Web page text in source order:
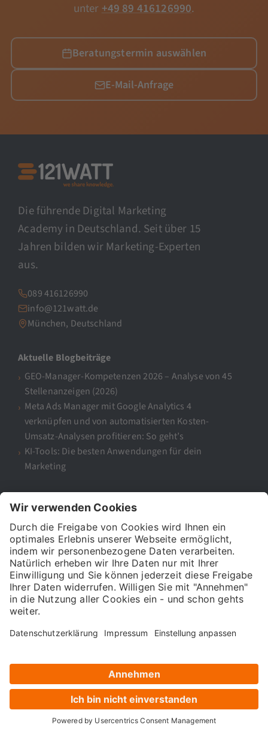
unter+49 89 416126990.
Beratungstermin auswählen
E-Mail-Anfrage
Die führende Digital Marketing
Academy in Deutschland. Seit über 15
Jahren bilden wir Marketing-Experten
aus.
089 416126990
info@121watt.de
München, Deutschland
Aktuelle Blogbeiträge
GEO-Manager-Kompetenzen 2026 – Analyse von 45
Stellenanzeigen (2026)
Meta Ads Manager mit Google Analytics 4
verknüpfen und von automatisierten Kosten-
Umsatz-Analysen profitieren: So geht’s
KI-Tools: Die besten Anwendungen für dein
Marketing
Populäre Blogbeiträge
Was ist SEO?
Google Analytics 4
UTM-Parameter Google Analytics & GA4
Was bedeutet E-A-T für deine SEO und Google?
H1, H2 & Co! – Wie wichtig sind Überschriften für
SEO?
Seit über 15 Jahren bilden wir Marketing-Experten aus.
Hier mehr zu uns
https://www.121watt.de/fakten/121watt-gmbh/